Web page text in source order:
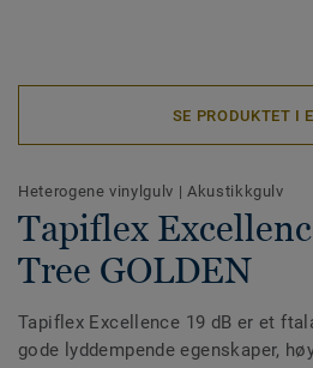
SE PRODUKTET I
Heterogene vinylgulv | Akustikkgulv
Tapiflex
Tree GOLDEN
Tapiflex Excellence 19 dB er et
gode lyddempende egenskaper,